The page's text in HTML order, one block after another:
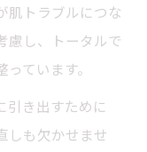
肌トラブルにつな
慮し、トータルで
ています。
引き出すために
しも欠かせませ